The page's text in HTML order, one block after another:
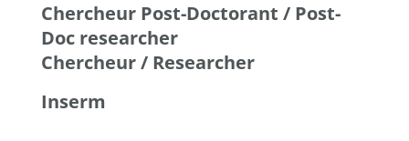
Chercheur Post-Doctorant / Post-
Doc researcher
Chercheur / Researcher
Inserm